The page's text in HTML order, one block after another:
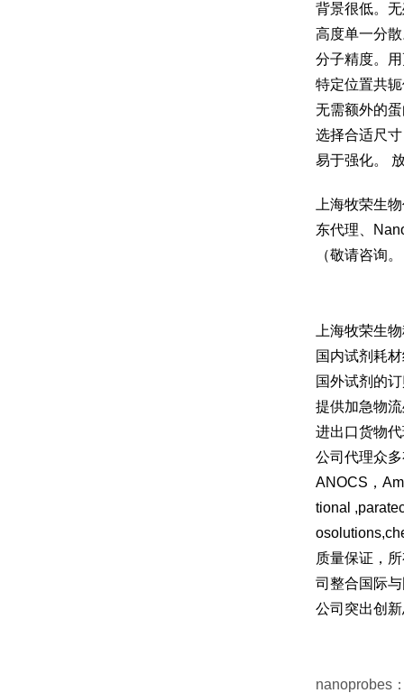
背景很低。
高度单一分
分子精度。
特定位置共
无需额外的
选择合适尺
易于强化。
上海牧荣生
东代理、
（敬请咨询
上海牧荣生
国内试剂耗
国外试剂的
提供加急物
进出口货物
公司代理众
ANOCS，
tional
质量保证，
司整合国际
公司突出创
nanoprobes